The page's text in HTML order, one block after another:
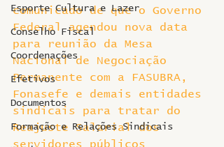
Esporte Cultura e Lazer
Conselho Fiscal
Coordenações
Efetivos
Documentos
Formação e Relações Sindicais
comunicado de que o Governo
Federal agendou nova data
para reunião da Mesa
Nacional de Negociação
Permanente com a FASUBRA,
Fonasefe e demais entidades
sindicais para tratar do
Reajuste Salarial dos
servidores públicos